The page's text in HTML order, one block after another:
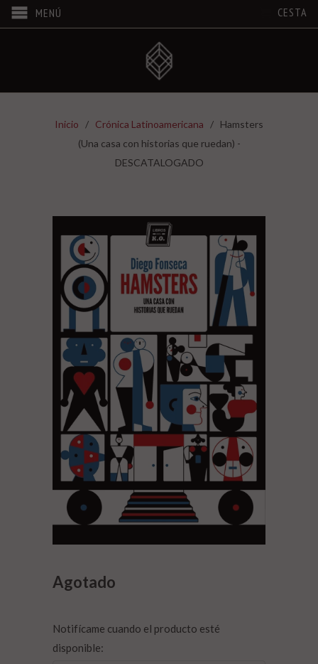
MENÚ CESTA
Inicio / Crónica Latinoamericana
/ Hamsters
(Una casa con historias que ruedan) -
DESCATALOGADO
Agotado
Notifícame cuando el producto esté
disponible: